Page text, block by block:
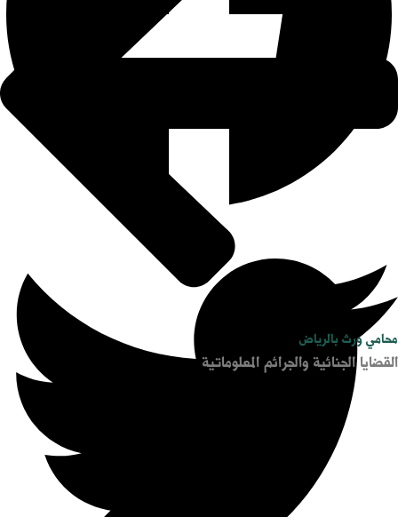
محامي ورث بالرياض
القضايا الجنائية والجرائم المعلوماتية